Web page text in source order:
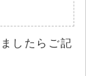
したらご記